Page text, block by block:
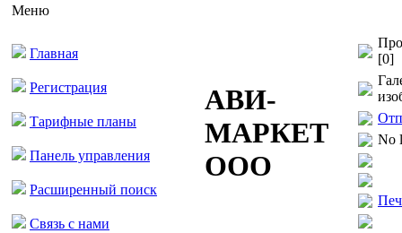
Меню
Главная
Регистрация
Тарифные планы
Панель управления
Расширенный поиск
Связь с нами
АВИ-
МАРКЕТ
ООО
[0]
No